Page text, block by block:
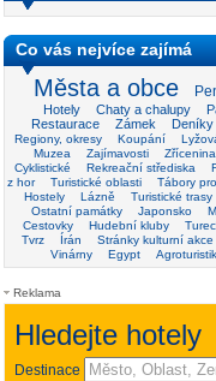
Co vás nejvíce zajímá
Města a obce
Hotely Chaty a chalupy
Restaurace
Zámek Deníky
Regiony, okresy Koupání
Muzea
Zajímavosti Zřícenina
Cyklistické
Rekreační střediska
z hor
Turistické oblasti Tábory
Hostely
Lázně Turistické trasy
Ostatní památky
Japonsko
Cestovky
Hudební kluby
Tvrz
Írán Stránky kulturní akce
Vinárny
Egypt
Reklama